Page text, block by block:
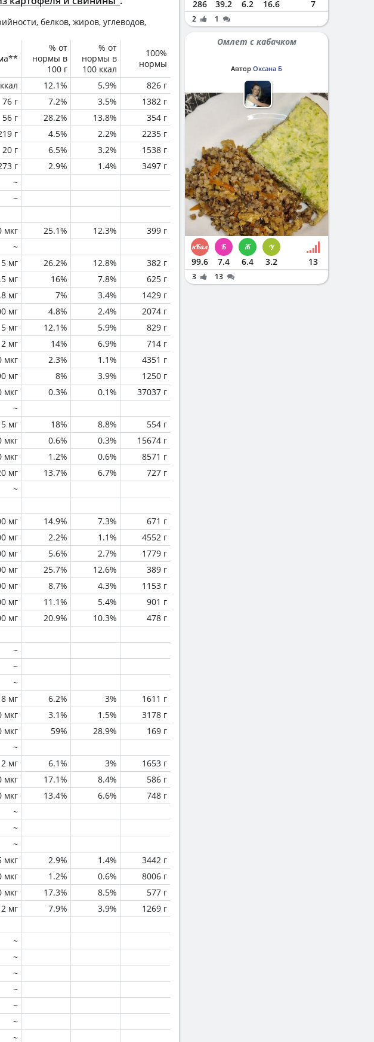
белков, жиров, углеводов,
% от
нормы в
100 г
% от
нормы в
100 ккал
100%
нормы
12.1% 5.9%
826 г
76 г 7.2% 3.5%
1382 г
56 г 28.2% 13.8%
354 г
г 4.5% 2.2%
2235 г
20 г 6.5% 3.2%
1538 г
г 2.9% 1.4%
3497 г
~
~
мкг 25.1% 12.3%
399 г
~
5 мг 26.2% 12.8%
382 г
мг 16% 7.8%
625 г
мг 7% 3.4%
1429 г
мг 4.8% 2.4%
2074 г
5 мг 12.1% 5.9%
829 г
2 мг 14% 6.9%
714 г
мкг 2.3% 1.1%
4351 г
мг 8% 3.9%
1250 г
мкг 0.3% 0.1%
37037 г
~
мг 18% 8.8%
554 г
мкг 0.6% 0.3%
15674 г
мкг 1.2% 0.6%
8571 г
мг 13.7% 6.7%
727 г
~
мг 14.9% 7.3%
671 г
мг 2.2% 1.1%
4552 г
мг 5.6% 2.7%
1779 г
мг 25.7% 12.6%
389 г
мг 8.7% 4.3%
1153 г
мг 11.1% 5.4%
901 г
мг 20.9% 10.3% 478 г
~
~
~
мг 6.2% 3%
1611 г
мкг 3.1% 1.5%
3178 г
мкг 59% 28.9%
169 г
~
2 мг 6.1% 3%
1653 г
мкг 17.1% 8.4%
586 г
мкг 13.4% 6.6%
748 г
~
~
~
мкг 2.9% 1.4%
3442 г
мкг 1.2% 0.6%
8006 г
мкг 17.3% 8.5%
577 г
мг 7.9% 3.9% 1269 г
~
~
~
~
~
~
~
286 39.2 6.2 16.6 7
2 1
Омлет с кабачком
Автор Оксана Б
99.6 7.4 6.4 3.2 13
3 13